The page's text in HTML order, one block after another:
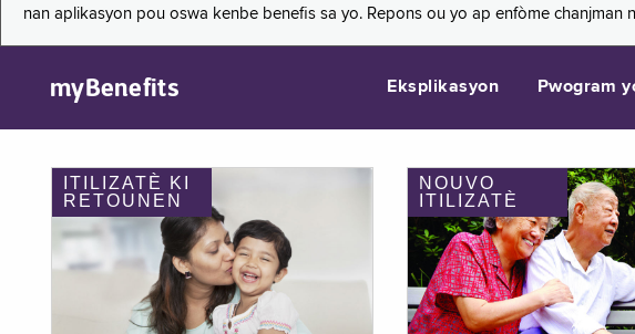
nan aplikasyon pou oswa kenbe benefis sa yo. Repons ou yo ap enfòme
myBenefits Eksplikasyon Pwogram
ITILIZATÈ KI
RETOUNEN
NOUVO
ITILIZATÈ